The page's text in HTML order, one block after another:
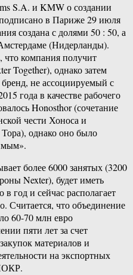
S.A. и KMW о создании
в Париже 29 июля
создана с долями 50 : 50, а
(Нидерланды).
что компания получит
Together), однако затем
не ассоциируемый с
года в качестве рабочего
Honosthor (сочетание
чести Хоноса и
Тора), однако оно было
более 6000 занятых (3200
Nexter), будет иметь
год и сейчас располагает
Считается, что объединение
60-70 млн евро
пяти лет за счет
материалов и
на экспортных